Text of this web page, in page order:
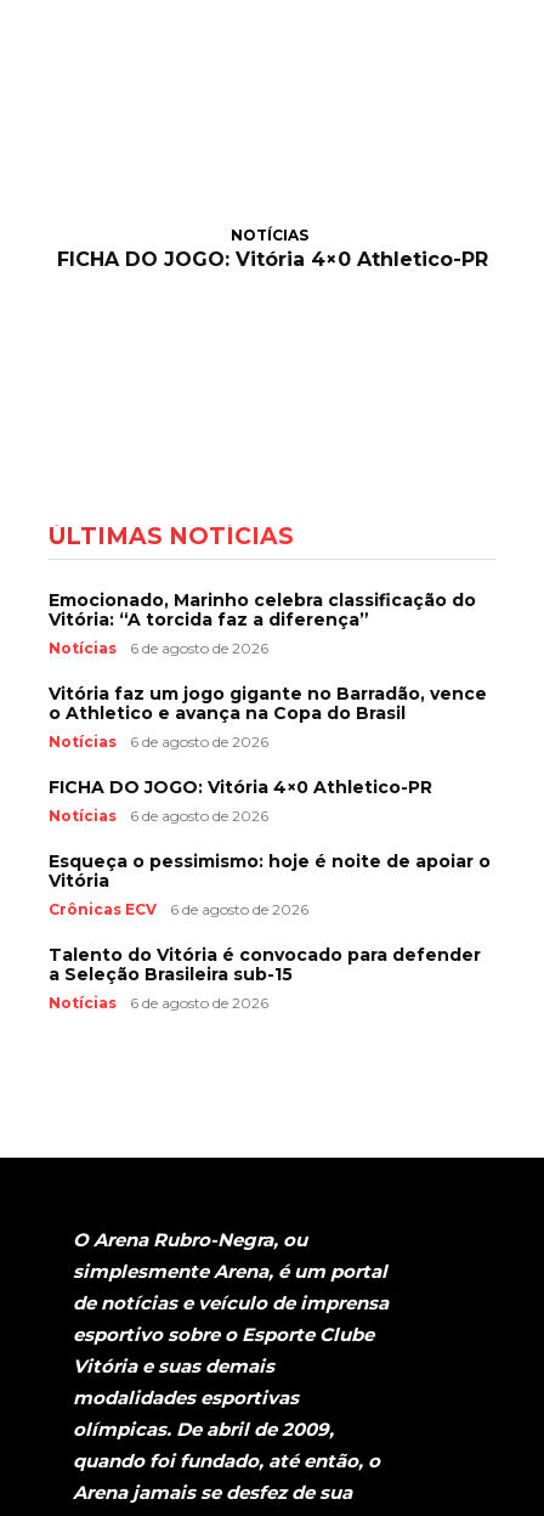
NOTÍCIAS
FICHA DO JOGO: Vitória 4×0 Athletico-PR
ÚLTIMAS NOTÍCIAS
Emocionado, Marinho celebra classificação do
Vitória: “A torcida faz a diferença”
Notícias 6 de agosto de 2026
Vitória faz um jogo gigante no Barradão, vence
o Athletico e avança na Copa do Brasil
Notícias 6 de agosto de 2026
FICHA DO JOGO: Vitória 4×0 Athletico-PR
Notícias 6 de agosto de 2026
Esqueça o pessimismo: hoje é noite de apoiar o
Vitória
Crônicas ECV 6 de agosto de 2026
Talento do Vitória é convocado para defender
a Seleção Brasileira sub-15
Notícias 6 de agosto de 2026
O Arena Rubro-Negra, ou
simplesmente Arena, é um portal
de notícias e veículo de imprensa
esportivo sobre o Esporte Clube
Vitória e suas demais
modalidades esportivas
olímpicas. De abril de 2009,
quando foi fundado, até então, o
Arena jamais se desfez de sua